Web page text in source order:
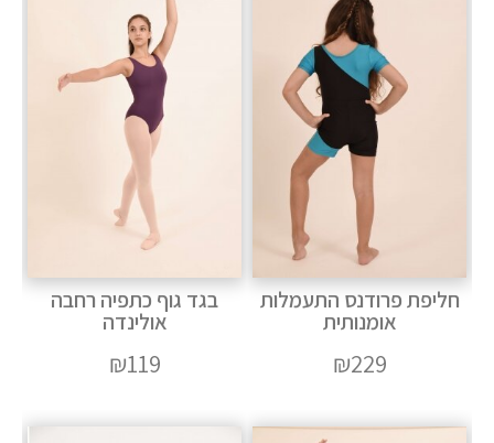
חליפת פרודנס התעמלות
אומנותית
₪229
בגד גוף כתפיה רחבה
אולינדה
₪119